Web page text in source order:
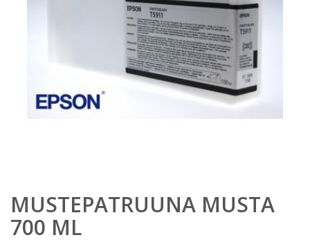
MUSTEPATRUUNA MUSTA
700 ML